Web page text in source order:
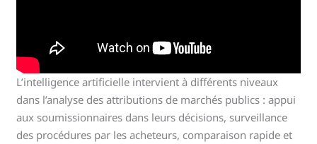
L’intelligence artificielle intervient à différents niveaux
dans l’analyse des attributions de marchés publics : appui
aux soumissionnaires dans leurs décisions, surveillance
des procédures par les acheteurs, comparaison rapide et